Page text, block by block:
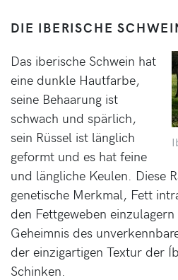
DIE IBERISCHE
Das iberische Schwein hat
eine dunkle Hautfarbe,
seine Behaarung ist
schwach und spärlich,
sein Rüssel ist länglich
geformt und es hat feine
und längliche Keulen. Diese
genetische Merkmal, Fett
den Fettgeweben
Geheimnis des
der einzigartigen Textur der
Schinken.